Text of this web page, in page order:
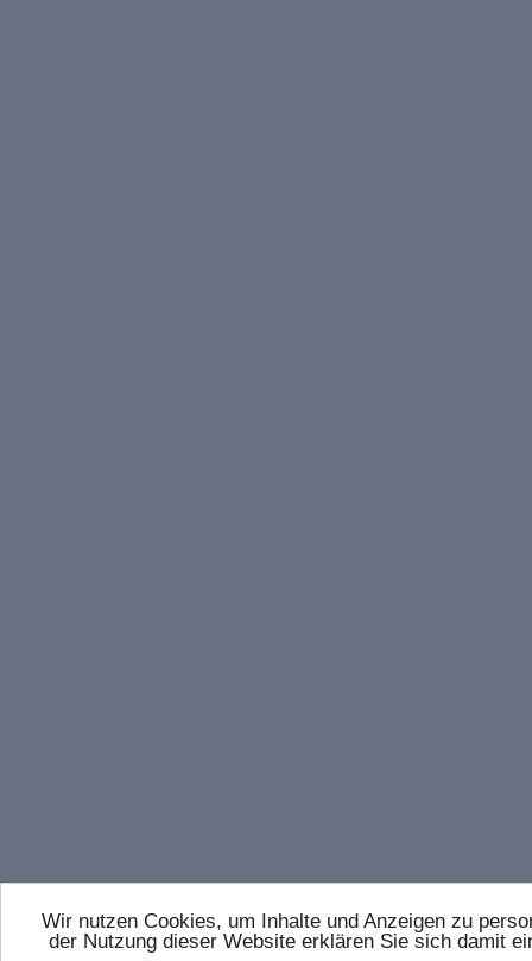
Wir nutzen Cookies, um Inhalte und Anzeigen zu
der Nutzung dieser Website erklären Sie sich damit